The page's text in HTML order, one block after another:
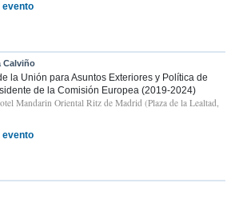
evento
Calviño
la Unión para Asuntos Exteriores y Política de
de la Comisión Europea (2019-2024)
Mandarin Oriental Ritz de Madrid (Plaza de la Lealtad,
evento